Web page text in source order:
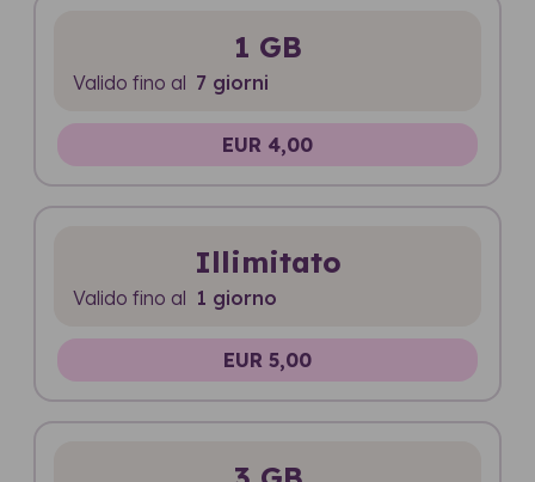
1 GB
Valido fino al 7 giorni
EUR 4,00
Illimitato
Valido fino al 1 giorno
EUR 5,00